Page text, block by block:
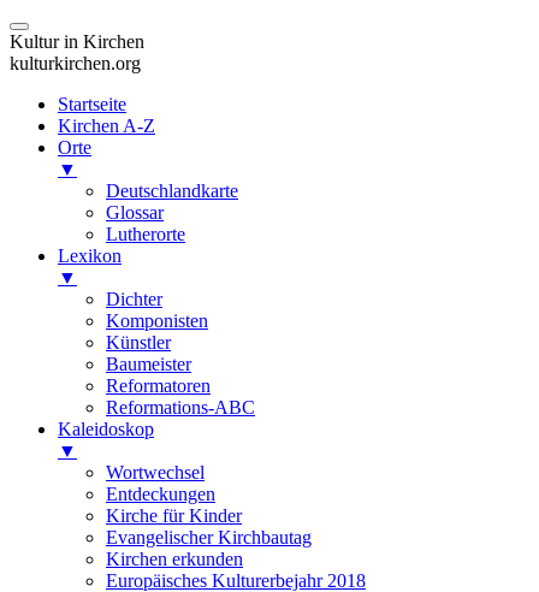
Kultur in Kirchen
kulturkirchen.org
Startseite
Kirchen A-Z
Orte
▼
Deutschlandkarte
Glossar
Lutherorte
Lexikon
▼
Dichter
Komponisten
Künstler
Baumeister
Reformatoren
Reformations-ABC
Kaleidoskop
▼
Wortwechsel
Entdeckungen
Kirche für Kinder
Evangelischer Kirchbautag
Kirchen erkunden
Europäisches Kulturerbejahr 2018